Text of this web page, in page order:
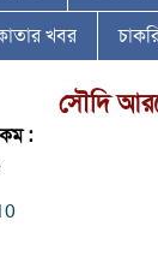
খবর
সৌদি
: